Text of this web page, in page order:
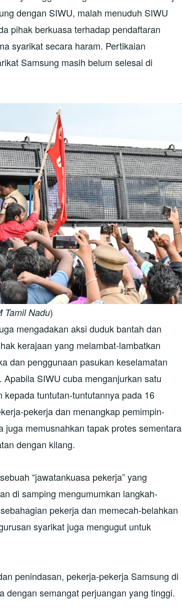
dengan SIWU, malah menuduh SIWU
pihak berkuasa terhadap pendaftaran
syarikat secara haram. Pertikaian
Samsung masih belum selesai di
Tamil Nadu)
mengadakan aksi duduk bantah dan
kerajaan yang melambat-lambatkan
dan penggunaan pasukan keselamatan
SIWU cuba menganjurkan satu
tuntutan-tuntutannya pada 16
pekerja dan menangkap pemimpin-
memusnahkan tapak protes sementara
dengan kilang.
“jawatankuasa pekerja” yang
di samping mengumumkan langkah-
pekerja dan memecah-belahkan
syarikat juga mengugut untuk
penindasan, pekerja-pekerja Samsung di
dengan semangat perjuangan yang tinggi.